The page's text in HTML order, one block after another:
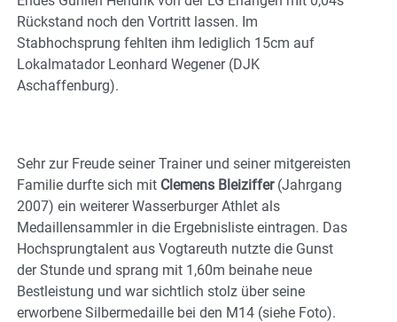
Rückstand noch den Vortritt lassen. Im
Stabhochsprung fehlten ihm lediglich 15cm auf
Lokalmatador Leonhard Wegener (DJK
Aschaffenburg).
Sehr zur Freude seiner Trainer und seiner mitgereisten
Familie durfte sich mit Clemens Bleiziffer(Jahrgang
2007) ein weiterer Wasserburger Athlet als
Medaillensammler in die Ergebnisliste eintragen. Das
Hochsprungtalent aus Vogtareuth nutzte die Gunst
der Stunde und sprang mit 1,60m beinahe neue
Bestleistung und war sichtlich stolz über seine
erworbene Silbermedaille bei den M14 (siehe Foto).